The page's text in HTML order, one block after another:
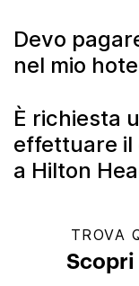
Devo
nel mio
È richiesta
effettuare il
a Hilton
TROVA
Scopri